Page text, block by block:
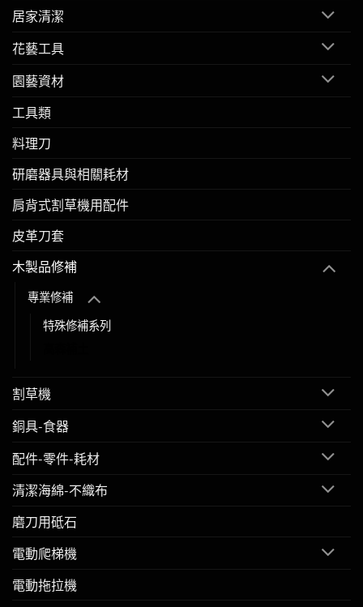
居家清潔
花藝工具
園藝資材
工具類
料理刀
研磨器具與相關耗材
肩背式割草機用配件
皮革刀套
木製品修補
專業修補
特殊修補系列
割草機
銅具-食器
配件-零件-耗材
清潔海綿-不織布
磨刀用砥石
電動爬梯機
電動拖拉機